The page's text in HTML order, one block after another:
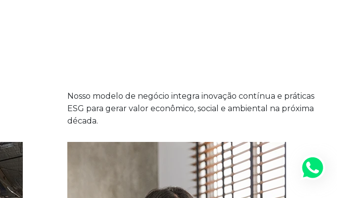
Nosso modelo de negócio integra inovação contínua e práticas
ESG para gerar valor econômico, social e ambiental na próxima
década.